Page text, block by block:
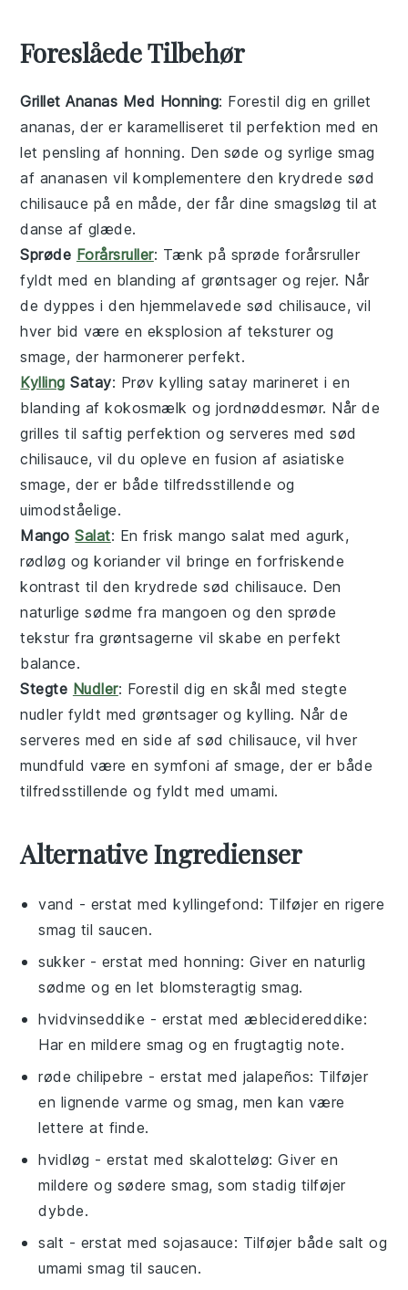
Foreslåede Tilbehør
Grillet Ananas Med Honning: Forestil dig engrillet
ananas, der er karamelliseret til perfektion med en
let pensling afhonning. Den søde og syrlige smag
af ananasen vil komplementere den krydrede sød
chilisauce på en måde, der får dine smagsløg til at
danse af glæde.
Sprøde Forårsruller: Tænk på sprøde forårsruller
fyldt med en blanding af grøntsager og rejer. Når
de dyppes i den hjemmelavede sød chilisauce, vil
hver bid være en eksplosion af teksturer og
smage, der harmonerer perfekt.
Kylling Satay: Prøvkylling satay marineret i en
blanding afkokosmælk og jordnøddesmør. Når de
grilles til saftig perfektion og serveres medsød
chilisauce, vil du opleve en fusion af asiatiske
smage, der er både tilfredsstillende og
uimodståelige.
MangoSalat: En friskmango salat medagurk,
rødløg ogkoriander vil bringe en forfriskende
kontrast til den krydredesød chilisauce. Den
naturlige sødme framangoen og den sprøde
tekstur fragrøntsagerne vil skabe en perfekt
balance.
Stegte Nudler: Forestil dig en skål medstegte
nudler fyldt med grøntsager og kylling. Når de
serveres med en side afsød chilisauce, vil hver
mundfuld være en symfoni af smage, der er både
tilfredsstillende og fyldt med umami.
Alternative Ingredienser
vand - erstat medkyllingefond: Tilføjer en rigere
smag til saucen.
sukker - erstat medhonning: Giver en naturlig
sødme og en let blomsteragtig smag.
hvidvinseddike - erstat medæblecidereddike:
Har en mildere smag og en frugtagtig note.
røde chilipebre - erstat med jalapeños: Tilføjer
en lignende varme og smag, men kan være
lettere at finde.
hvidløg - erstat med skalotteløg: Giver en
mildere og sødere smag, som stadig tilføjer
dybde.
salt - erstat medsojasauce: Tilføjer både salt og
umami smag til saucen.